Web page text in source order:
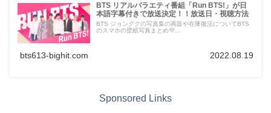
BTS リアルバラエティ番組「Run BTS!」が日
本語字幕付きで放送決定！！放送日・視聴方法
BTS ジョングクの写真集の再販や在庫復活についてBTS
のスマホの壁紙写真まとめ💜...
bts613-bighit.com 2022.08.19
Sponsored Links